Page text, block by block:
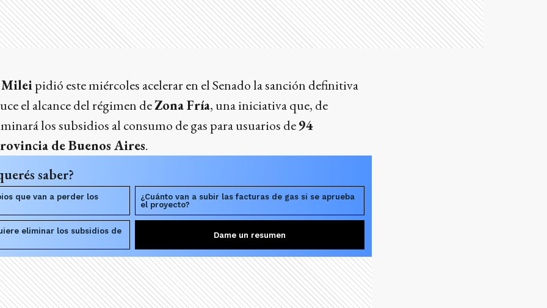
Mileipidió este miércoles acelerar en el Senado la sanción definitiva
el alcance del régimen deZona Fría, una iniciativa que, de
los subsidios al consumo de gas para usuarios de94
de Buenos Aires.
saber?
que van a perder los
¿Cuánto van a subir las facturas de gas si se aprueba
el proyecto?
eliminar los subsidios de Dame un resumen